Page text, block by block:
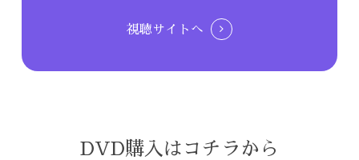
視聴サイトへ
DVD購入はコチラから